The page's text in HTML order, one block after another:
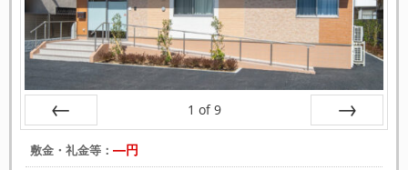
戻る
1 of 9
敷金・礼金等： ―円